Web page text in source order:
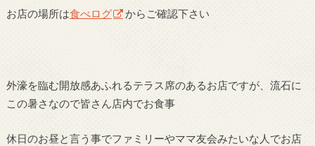
お店の場所は食べログ からご確認下さい
外濠を臨む開放感あふれるテラス席のあるお店ですが、流石に
この暑さなので皆さん店内でお食事
休日のお昼と言う事でファミリーやママ友会みたいな人でお店